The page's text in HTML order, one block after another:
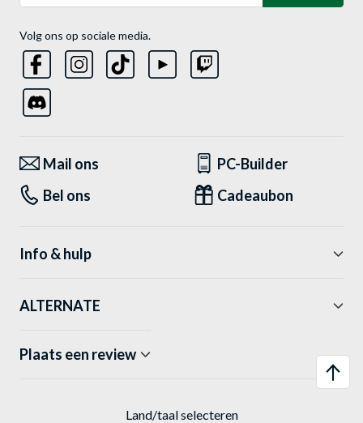
Volg ons op sociale media.
Mail ons
PC-Builder
Bel ons
Cadeaubon
Info & hulp
ALTERNATE
Plaats een review
Land/taal selecteren